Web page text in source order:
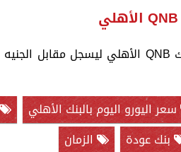
سعر اليورو اليوم بالبنك الأهلي
بنك عودة الزمان